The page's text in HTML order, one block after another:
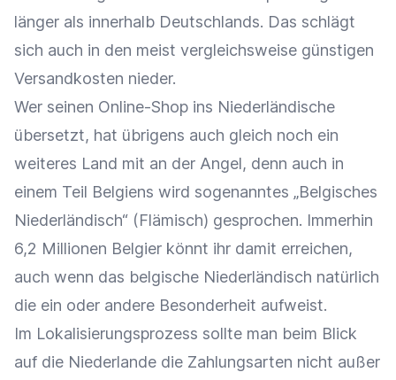
länger als innerhalb Deutschlands. Das schlägt
sich auch in den meist vergleichsweise günstigen
Versandkosten nieder.
Wer seinen Online-Shop ins Niederländische
übersetzt, hat übrigens auch gleich noch ein
weiteres Land mit an der Angel, denn auch in
einem Teil Belgiens wird sogenanntes „Belgisches
Niederländisch“ (Flämisch) gesprochen. Immerhin
6,2 Millionen Belgier könnt ihr damit erreichen,
auch wenn das belgische Niederländisch natürlich
die ein oder andere Besonderheit aufweist.
Im Lokalisierungsprozess sollte man beim Blick
auf die Niederlande die Zahlungsarten nicht außer